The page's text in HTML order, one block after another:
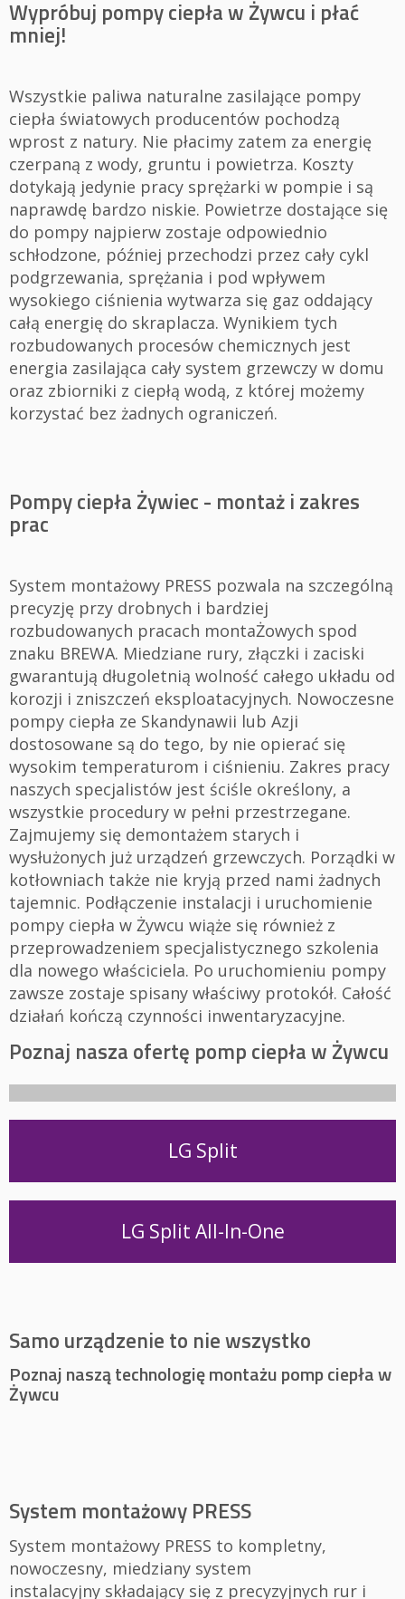
Wypróbuj pompy ciepła w Żywcu i płać
mniej!
Wszystkie paliwa naturalne zasilające pompy
ciepła światowych producentów pochodzą
wprost z natury. Nie płacimy zatem za energię
czerpaną z wody, gruntu i powietrza. Koszty
dotykają jedynie pracy sprężarki w pompie i są
naprawdę bardzo niskie. Powietrze dostające się
do pompy najpierw zostaje odpowiednio
schłodzone, później przechodzi przez cały cykl
podgrzewania, sprężania i pod wpływem
wysokiego ciśnienia wytwarza się gaz oddający
całą energię do skraplacza. Wynikiem tych
rozbudowanych procesów chemicznych jest
energia zasilająca cały system grzewczy w domu
oraz zbiorniki z ciepłą wodą, z której możemy
korzystać bez żadnych ograniczeń.
Pompy ciepła Żywiec - montaż i zakres
prac
System montażowy PRESS pozwala na szczególną
precyzję przy drobnych i bardziej
rozbudowanych pracach montaŻowych spod
znaku BREWA. Miedziane rury, złączki i zaciski
gwarantują długoletnią wolność całego układu od
korozji i zniszczeń eksploatacyjnych. Nowoczesne
pompy ciepła ze Skandynawii lub Azji
dostosowane są do tego, by nie opierać się
wysokim temperaturom i ciśnieniu. Zakres pracy
naszych specjalistów jest ściśle określony, a
wszystkie procedury w pełni przestrzegane.
Zajmujemy się demontażem starych i
wysłużonych już urządzeń grzewczych. Porządki w
kotłowniach także nie kryją przed nami żadnych
tajemnic. Podłączenie instalacji i uruchomienie
pompy ciepła w Żywcu wiąże się również z
przeprowadzeniem specjalistycznego szkolenia
dla nowego właściciela. Po uruchomieniu pompy
zawsze zostaje spisany właściwy protokół. Całość
działań kończą czynności inwentaryzacyjne.
Poznaj nasza ofertę pomp ciepła w Żywcu
LG Split
LG Split All-In-One
Samo urządzenie to nie wszystko
Poznaj naszą technologię montażu pomp ciepła w
Żywcu
System montażowy PRESS
System montażowy PRESS to kompletny,
nowoczesny, miedziany system
instalacyjny składający się z precyzyjnych rur i